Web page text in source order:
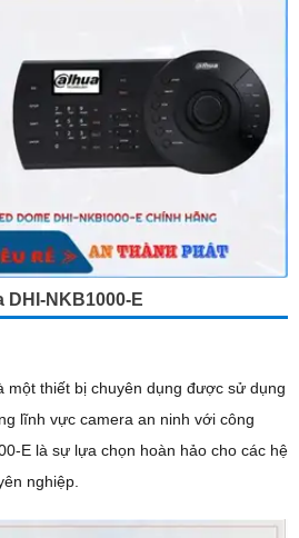
DHI-NKB1000-E
một thiết bị chuyên dụng được sử dụng
lĩnh vực camera an ninh với công
E là sự lựa chọn hoàn hảo cho các hệ
nghiệp.